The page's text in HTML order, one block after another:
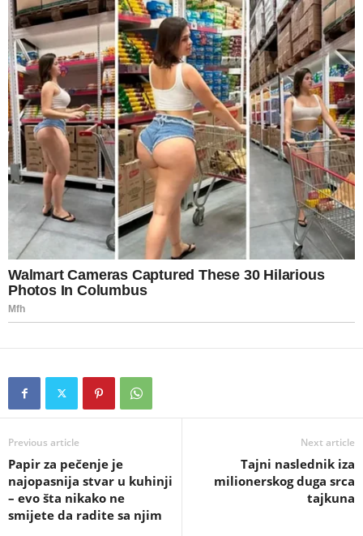
Previous article
Papir za pečenje je
najopasnija stvar u kuhinji
– evo šta nikako ne
smijete da radite sa njim
Next article
Tajni naslednik iza
milionerskog duga srca
tajkuna